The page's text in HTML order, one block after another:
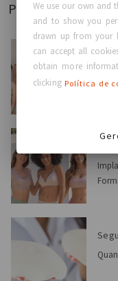
Postado
We use our own and
and to show you
drawn up from your
can accept all
obtain more
clicking Política de